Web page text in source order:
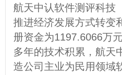
航天中认软件测评科技
推进经济发展方式转变
册资金为1197.6066万
多年的技术积累，航天
造公司主业为民用领域